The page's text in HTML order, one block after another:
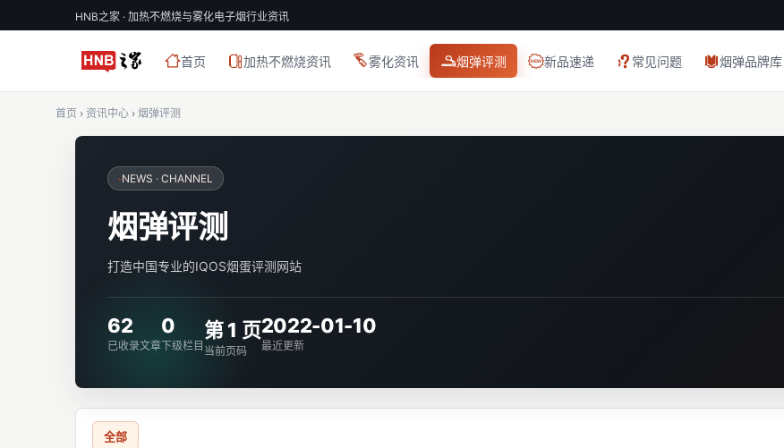
HNB之家 · 加热不燃烧与雾化电子烟行业资讯
首页 加热不燃烧资讯 雾化资讯 烟弹评测 新品速递 常见问题 烟弹品牌库
首页 › 资讯中心 › 烟弹评测
·NEWS · CHANNEL
烟弹评测
打造中国专业的IQOS烟蛋评测网站
62
已收录文章
0
下级栏目
第 1 页
当前页码
2022-01-10
最近更新
全部